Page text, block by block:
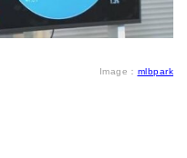
Image ： mlbpark